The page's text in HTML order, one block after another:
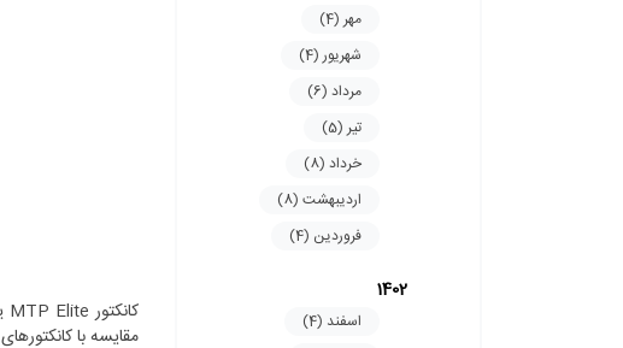
مهر (4)
شهریور (4)
مرداد (6)
تیر (5)
خرداد (8)
اردیبهشت (8)
فروردین (4)
1402
اسفند (4)
مقایسه با کانکتورهای MTP استاندارد و کانکتورهای MPO سنتی کاهش دهد. جزئیات این مقایسه در ادامه ارائه خواهد شد.